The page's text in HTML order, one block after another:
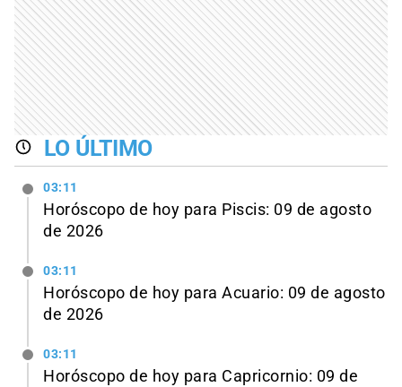
LO ÚLTIMO
03:11
Horóscopo de hoy para Piscis: 09 de agosto
de 2026
03:11
Horóscopo de hoy para Acuario: 09 de agosto
de 2026
03:11
Horóscopo de hoy para Capricornio: 09 de